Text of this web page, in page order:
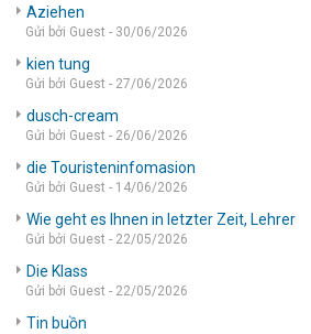
Aziehen
Gửi bởi Guest - 30/06/2026
kien tung
Gửi bởi Guest - 27/06/2026
dusch-cream
Gửi bởi Guest - 26/06/2026
die Touristeninfomasion
Gửi bởi Guest - 14/06/2026
Wie geht es Ihnen in letzter Zeit, Lehrer
Gửi bởi Guest - 22/05/2026
Die Klass
Gửi bởi Guest - 22/05/2026
Tin buồn